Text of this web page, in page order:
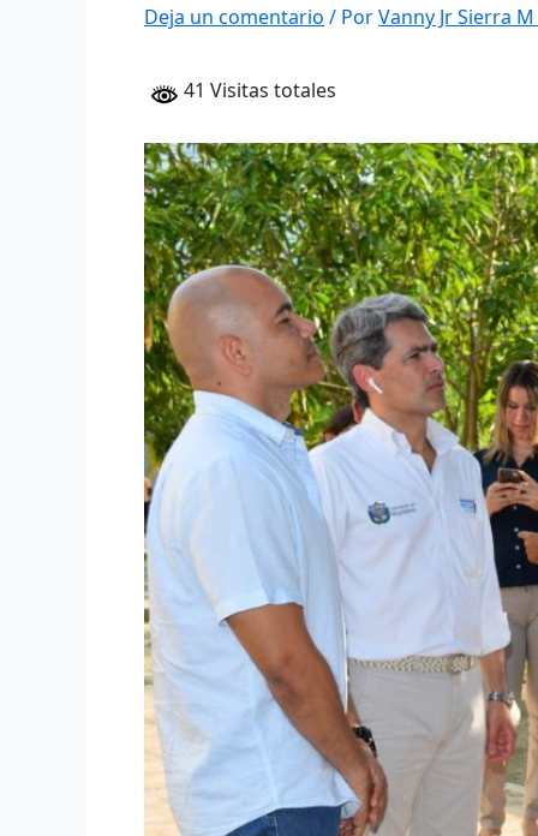
Deja un comentario / PorVanny Jr Sierra M
41 Visitas totales